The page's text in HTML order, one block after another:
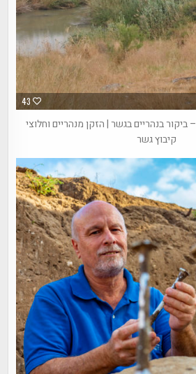
43
"שבת ישראלית" 2023 – ביקור בנהריים בגשר | הזקן מנהריים וחלוצי
קיבוץ גשר